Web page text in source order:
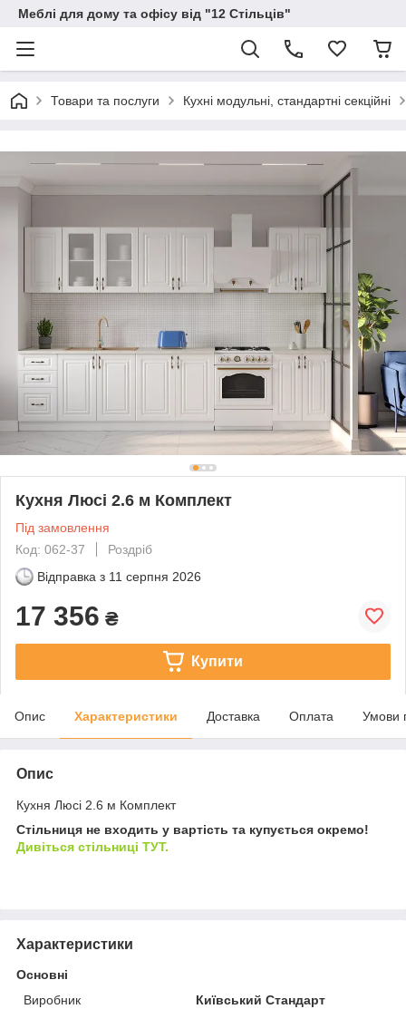
Меблі для дому та офісу від "12 Стільців"
Товари та послуги Кухні модульні, стандартні секційні
Кухня Люсі 2.6 м Комплект
Під замовлення
Код: 062-37
Роздріб
Відправка з 11 серпня 2026
17 356 ₴
Купити
Опис Характеристики Доставка Оплата Умови
Опис
Кухня Люсі 2.6 м Комплект
Стільниця не входить у вартість та купується окремо!
Дивіться стільниці ТУТ.
Характеристики
Основні
Виробник
Київський Стандарт